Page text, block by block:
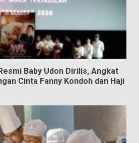
Baby Udon Dirilis, Angkat
Cinta Fanny Kondoh dan Haji